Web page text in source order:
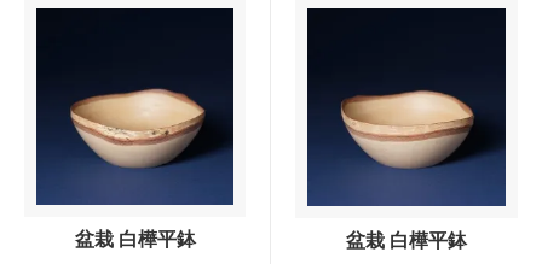
盆栽 白樺平鉢 盆栽 白樺平鉢